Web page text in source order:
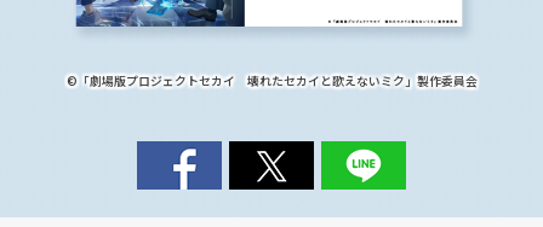
©「劇場版プロジェクトセカイ 壊れたセカイと歌えないミク」製作委員会